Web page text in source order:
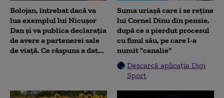
Bolojan, întrebat dacă va
lua exemplul lui Nicușor
Dan și va publica declarația
de avere a partenerei sale
de viață. Ce răspuns a dat...
Suma uriașă care i se reține
lui Cornel Dinu din pensie,
după ce a pierdut procesul
cu finul său, pe care l-a
numit "canalie"
Descarcă aplicația Digi
Sport